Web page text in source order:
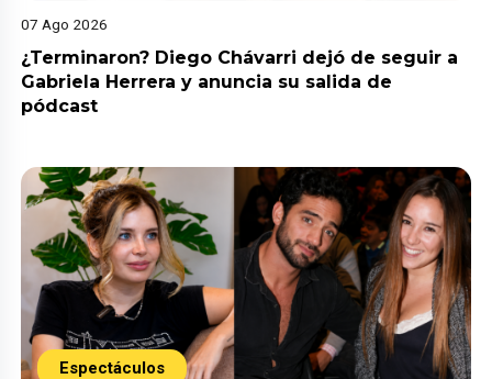
07 Ago 2026
¿Terminaron? Diego Chávarri dejó de seguir a
Gabriela Herrera y anuncia su salida de
pódcast
Espectáculos